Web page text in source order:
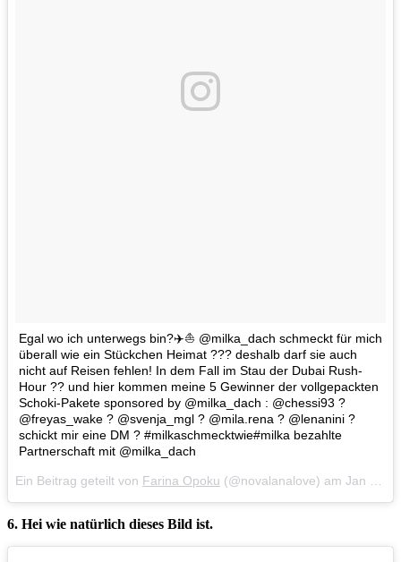
Egal wo ich unterwegs bin?✈️⛵️ @milka_dach schmeckt für mich
überall wie ein Stückchen Heimat ??? deshalb darf sie auch
nicht auf Reisen fehlen! In dem Fall im Stau der Dubai Rush-
Hour ?? und hier kommen meine 5 Gewinner der vollgepackten
Schoki-Pakete sponsored by @milka_dach : @chessi93 ?
@freyas_wake ? @svenja_mgl ? @mila.rena ? @lenanini ?
schickt mir eine DM ? #milkaschmecktwie#milka bezahlte
Partnerschaft mit @milka_dach
Ein Beitrag geteilt von Farina Opoku (@novalanalove) am Jan 18, 2018 um 9:07 PST
6. Hei wie natürlich dieses Bild ist.